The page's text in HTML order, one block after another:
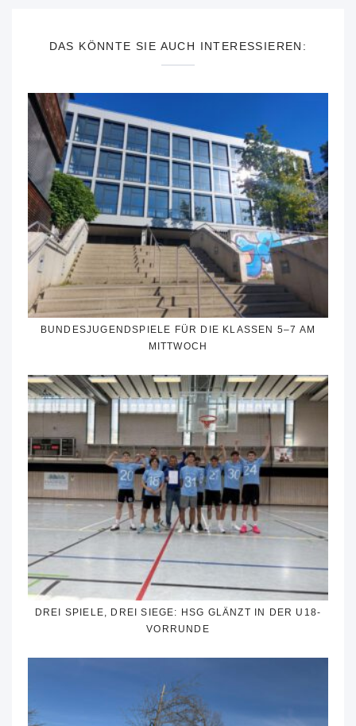
DAS KÖNNTE SIE AUCH INTERESSIEREN:
BUNDESJUGENDSPIELE FÜR DIE KLASSEN 5–7 AM
MITTWOCH
DREI SPIELE, DREI SIEGE: HSG GLÄNZT IN DER U18-
VORRUNDE